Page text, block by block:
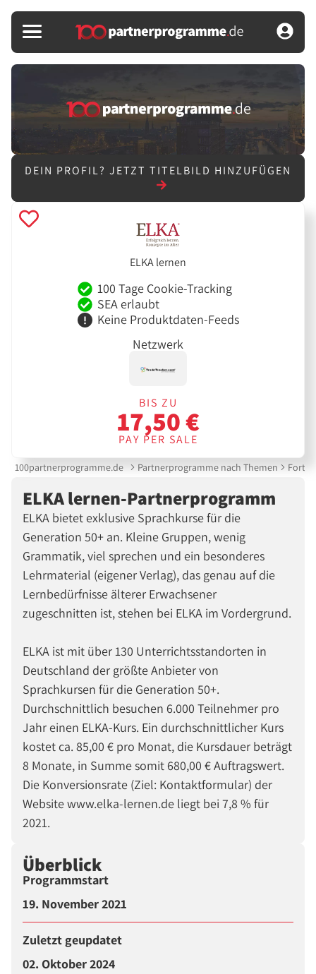
DEIN PROFIL? JETZT TITELBILD HINZUFÜGEN
ELKA lernen
100 Tage Cookie-Tracking
SEA erlaubt
Keine Produktdaten-Feeds
Netzwerk
BIS ZU
17,50 €
PAY PER SALE
100partnerprogramme.de Partnerprogramme nach Themen
ELKA lernen-Partnerprogramm
ELKA bietet exklusive Sprachkurse für die
Generation 50+ an. Kleine Gruppen, wenig
Grammatik, viel sprechen und ein besonderes
Lehrmaterial (eigener Verlag), das genau auf die
Lernbedürfnisse älterer Erwachsener
zugeschnitten ist, stehen bei ELKA im Vordergrund.
ELKA ist mit über 130 Unterrichtsstandorten in
Deutschland der größte Anbieter von
Sprachkursen für die Generation 50+.
Durchschnittlich besuchen 6.000 Teilnehmer pro
Jahr einen ELKA-Kurs. Ein durchschnittlicher Kurs
kostet ca. 85,00 € pro Monat, die Kursdauer beträgt
8 Monate, in Summe somit 680,00 € Auftragswert.
Die Konversionsrate (Ziel: Kontaktformular) der
Website www.elka-lernen.de liegt bei 7,8 % für
2021.
Überblick
Programmstart
19. November 2021
Zuletzt geupdatet
02. Oktober 2024